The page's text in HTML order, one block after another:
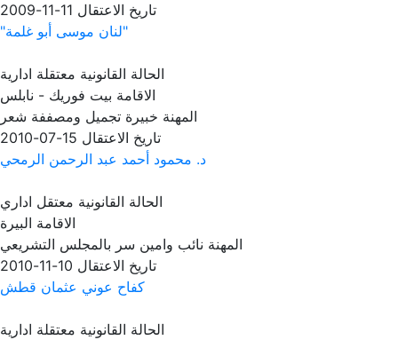
تاريخ الاعتقال 11-11-2009
"لنان موسى أبو غلمة"
الحالة القانونية معتقلة ادارية
الاقامة بيت فوريك - نابلس
المهنة خبيرة تجميل ومصففة شعر
تاريخ الاعتقال 15-07-2010
د. محمود أحمد عبد الرحمن الرمحي
الحالة القانونية معتقل اداري
الاقامة البيرة
المهنة نائب وامين سر بالمجلس التشريعي
تاريخ الاعتقال 10-11-2010
كفاح عوني عثمان قطش
الحالة القانونية معتقلة ادارية